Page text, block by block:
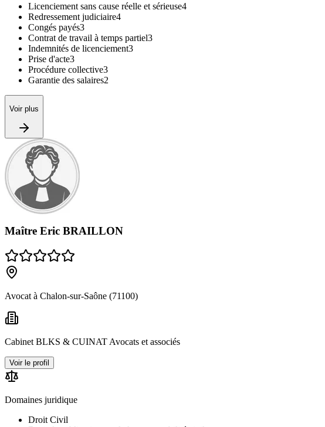
Licenciement sans cause réelle et sérieuse4
Redressement judiciaire4
Congés payés3
Contrat de travail à temps partiel3
Indemnités de licenciement3
Prise d'acte3
Procédure collective3
Garantie des salaires2
Voir plus
Maître Eric BRAILLON
Avocat à Chalon-sur-Saône (71100)
Cabinet BLKS & CUINAT Avocats et associés
Voir le profil
Domaines juridique
Droit Civil